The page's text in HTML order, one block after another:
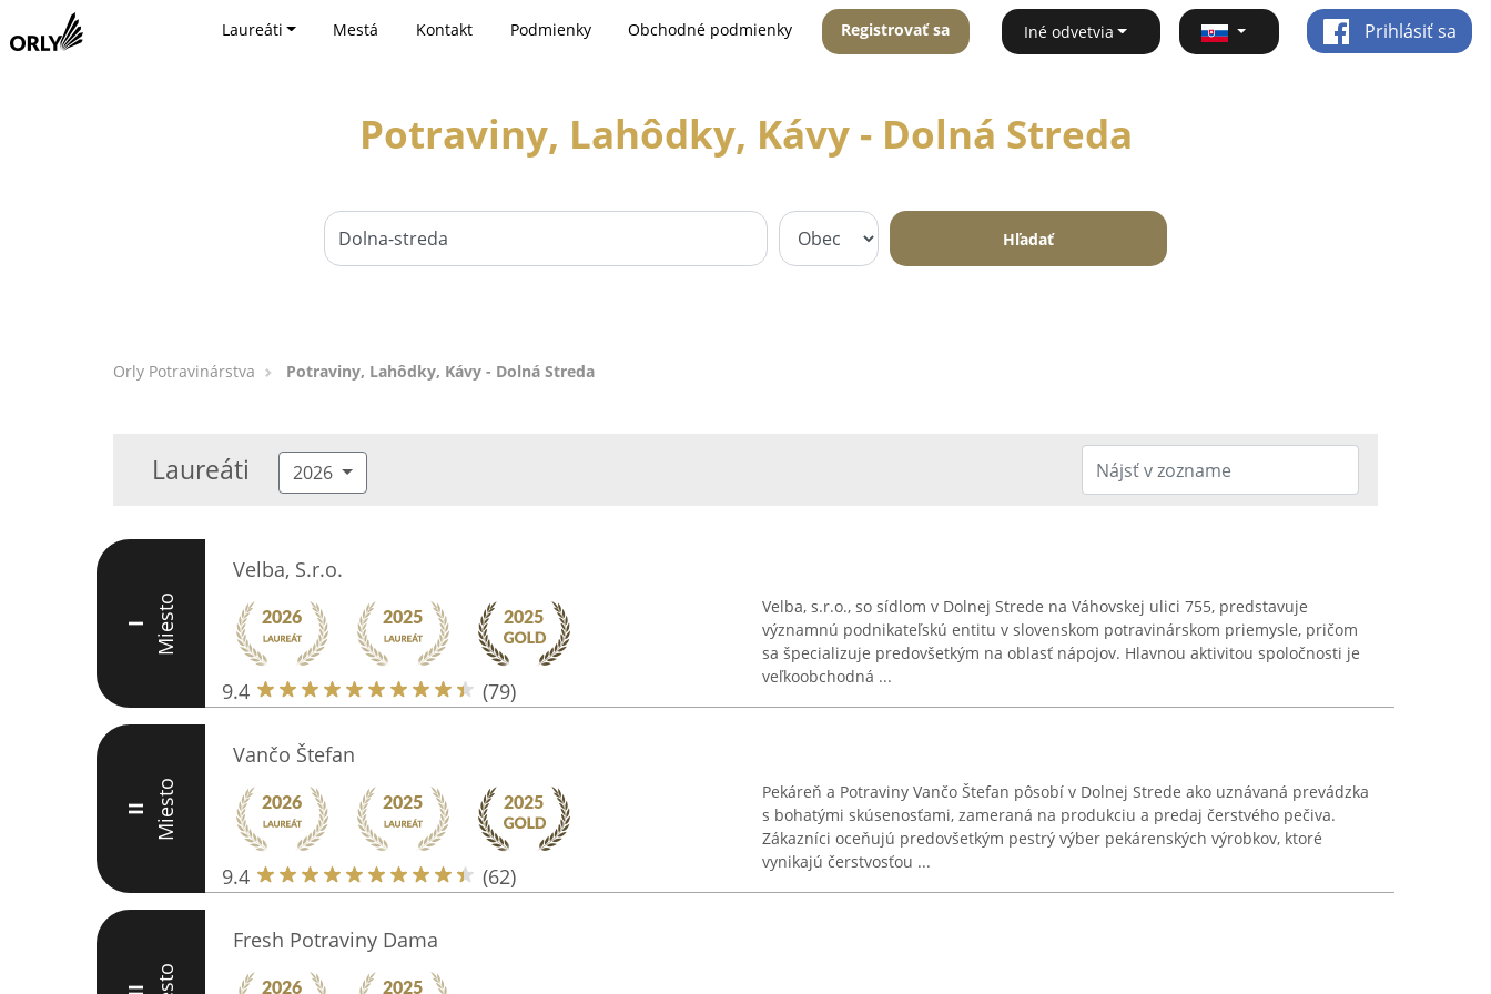
Laureáti Mestá Kontakt Podmienky Obchodné podmienky Registrovať sa Iné odvetvia Prihlásiť sa
Potraviny, Lahôdky, Kávy - Dolná Streda
Hľadať
Orly Potravinárstva Potraviny, Lahôdky, Kávy - Dolná Streda
Laureáti 2026
I Miesto
Velba, S.r.o.
9.4 (79)
Velba, s.r.o., so sídlom v Dolnej Strede na Váhovskej ulici 755, predstavuje
významnú podnikateľskú entitu v slovenskom potravinárskom priemysle, pričom
sa špecializuje predovšetkým na oblasť nápojov. Hlavnou aktivitou spoločnosti je
veľkoobchodná ...
II Miesto
Vančo Štefan
9.4 (62)
Pekáreň a Potraviny Vančo Štefan pôsobí v Dolnej Strede ako uznávaná prevádzka
s bohatými skúsenosťami, zameraná na produkciu a predaj čerstvého pečiva.
Zákazníci oceňujú predovšetkým pestrý výber pekárenských výrobkov, ktoré
vynikajú čerstvosťou ...
Fresh Potraviny Dama